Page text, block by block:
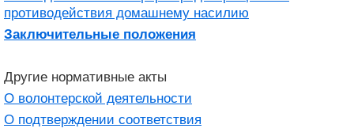
противодействия домашнему насилию
Заключительные положения
Другие нормативные акты
О волонтерской деятельности
О подтверждении соответствия